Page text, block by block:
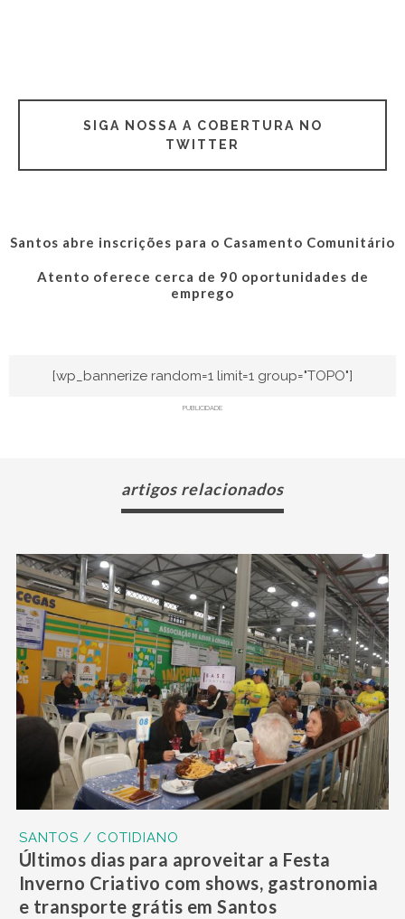
SIGA NOSSA A COBERTURA NO
TWITTER
Santos abre inscrições para o Casamento Comunitário
Atento oferece cerca de 90 oportunidades de
emprego
[wp_bannerize random=1 limit=1 group="TOPO"]
PUBLICIDADE
artigos relacionados
SANTOS / COTIDIANO
Últimos dias para aproveitar a Festa
Inverno Criativo com shows, gastronomia
e transporte grátis em Santos